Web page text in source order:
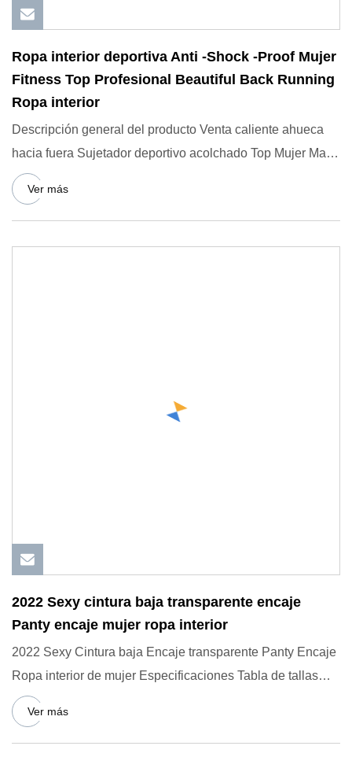
Ropa interior deportiva Anti -Shock -Proof Mujer
Fitness Top Profesional Beautiful Back Running
Ropa interior
Descripción general del producto Venta caliente ahueca
hacia fuera Sujetador deportivo acolchado Top Mujer Malla
transpi
Ver más
2022 Sexy cintura baja transparente encaje
Panty encaje mujer ropa interior
2022 Sexy Cintura baja Encaje transparente Panty Encaje
Ropa interior de mujer Especificaciones Tabla de tallas
(CM) Tab
Ver más